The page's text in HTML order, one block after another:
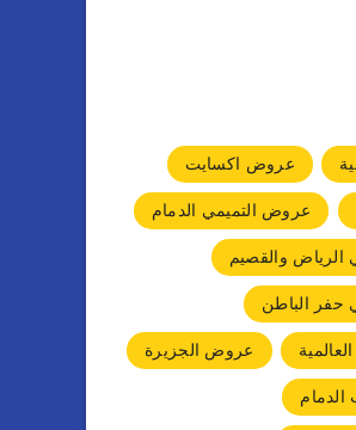
عروض اكسايت
عروض التميمي الدمام
والقصيم
حفر الباطن
عروض الجزيرة